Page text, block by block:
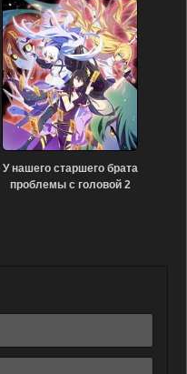
У нашего старшего брата
проблемы с головой 2